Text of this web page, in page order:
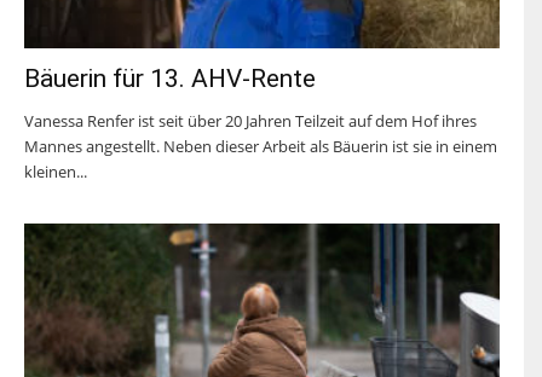
Bäuerin für 13. AHV-Rente
Vanessa Renfer ist seit über 20 Jahren Teilzeit auf dem Hof ihres
Mannes angestellt. Neben dieser Arbeit als Bäuerin ist sie in einem
kleinen...